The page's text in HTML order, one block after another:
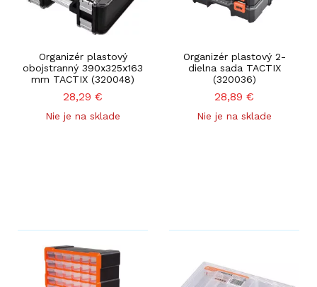
Organizér plastový
obojstranný 390x325x163
mm TACTIX (320048)
28,29 €
Nie je na sklade
Organizér plastový 2-
dielna sada TACTIX
(320036)
28,89 €
Nie je na sklade